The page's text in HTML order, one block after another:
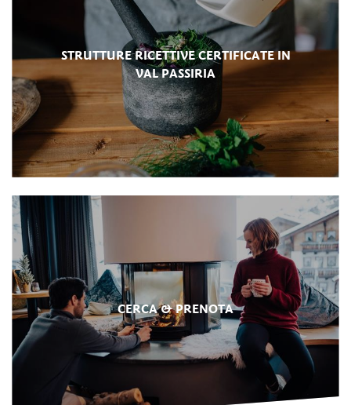
STRUTTURE RICETTIVE CERTIFICATE IN
VAL PASSIRIA
CERCA & PRENOTA